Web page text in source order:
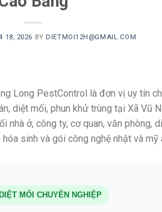
18, 2026 BY DIETMOI12H@GMAIL.COM
Long PestControl là đơn vị uy tín
diệt mối, phun khử trùng tại Xã Vũ
ở, công ty, cơ quan, văn phòng,
sinh và gói công nghệ nhật và
MỐI CHUYÊN NGHIỆP